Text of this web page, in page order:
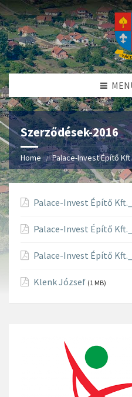
Szerződések-2016
Home Palace-Invest Építő
Palace-Invest Építő
Palace-Invest Építő
Palace-Invest Építő
Klenk József (1 MB)